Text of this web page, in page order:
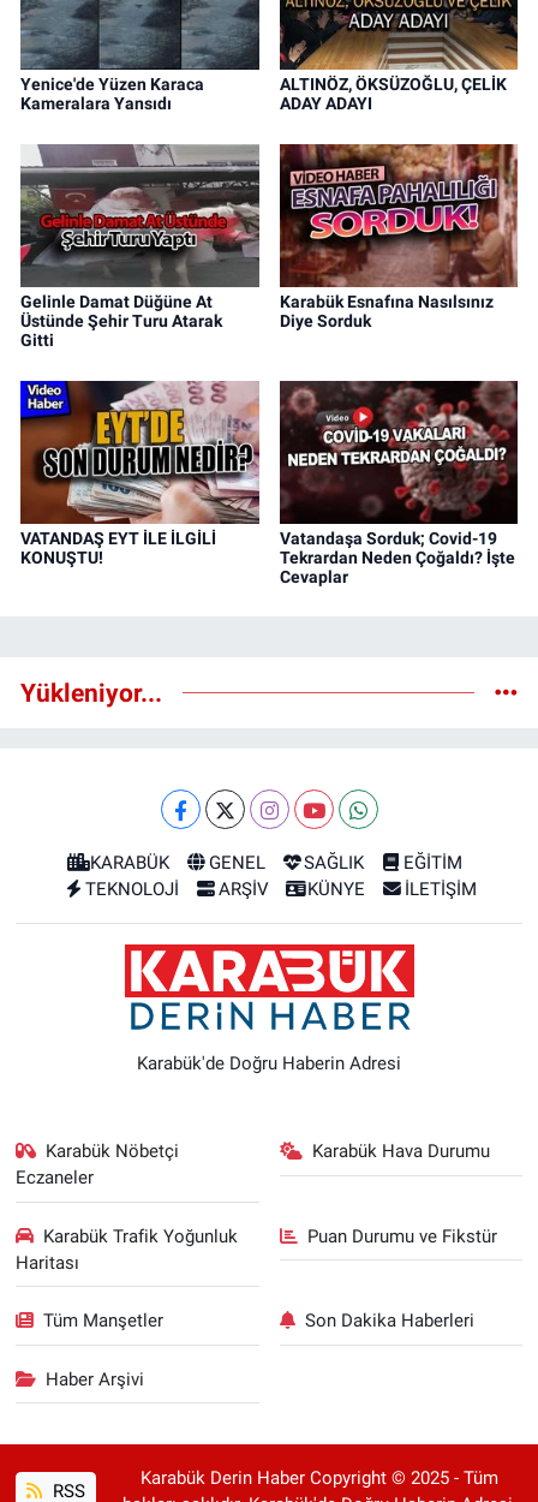
Yenice'de Yüzen Karaca
Kameralara Yansıdı
ALTINÖZ, ÖKSÜZOĞLU, ÇELİK
ADAY ADAYI
Gelinle Damat Düğüne At
Üstünde Şehir Turu Atarak
Gitti
Karabük Esnafına Nasılsınız
Diye Sorduk
VATANDAŞ EYT İLE İLGİLİ
KONUŞTU!
Vatandaşa Sorduk; Covid-19
Tekrardan Neden Çoğaldı? İşte
Cevaplar
Yükleniyor...
KARABÜK GENEL SAĞLIK
EĞİTİM
TEKNOLOJİ
ARŞİV KÜNYE İLETİŞİM
Karabük'de Doğru Haberin Adresi
Karabük Nöbetçi
Eczaneler
Karabük Hava Durumu
Karabük Trafik Yoğunluk
Haritası
Puan Durumu ve Fikstür
Tüm Manşetler Son Dakika Haberleri
Haber Arşivi
RSS
Karabük Derin Haber Copyright © 2025 - Tüm